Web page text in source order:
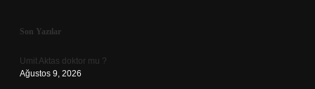
Sidebar
Son Yazılar
Umit Aktas doktor mu ?
Ağustos 9, 2026